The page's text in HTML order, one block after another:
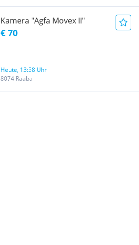
Kamera "Agfa Movex II"
€ 70
Heute, 13:58 Uhr
8074 Raaba